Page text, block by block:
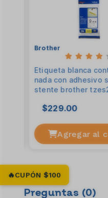
🔥CUPÓN $100
Brother
Etiqueta blanca
nada con adhesivo
stente brother
o. impresión en
Agregar al
$229.00
Preguntas (0)